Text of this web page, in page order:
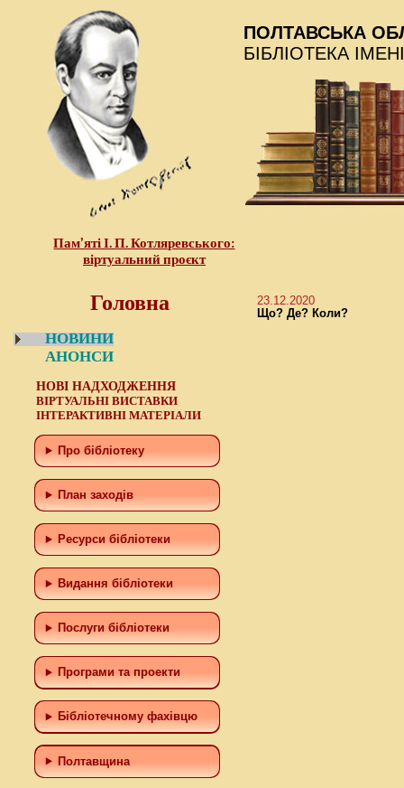
Пам’яті І. П. Котляревського:
віртуальний проєкт
ПОЛТАВСЬКА
БІБЛІОТЕКА
Головна
НОВИНИ
АНОНСИ
НОВІ НАДХОДЖЕННЯ
ВІРТУАЛЬНІ ВИСТАВКИ
ІНТЕРАКТИВНІ МАТЕРІАЛИ
Про бібліотеку
План заходів
Ресурси бібліотеки
Видання бібліотеки
Послуги бібліотеки
Програми та проекти
Бiблiотечному фахiвцю
Полтавщина
23.12.2020
Що? Де? Коли?